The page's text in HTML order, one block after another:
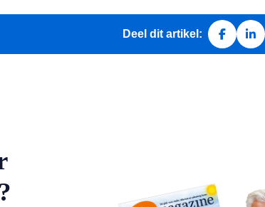
Deel dit artikel:
Deel op